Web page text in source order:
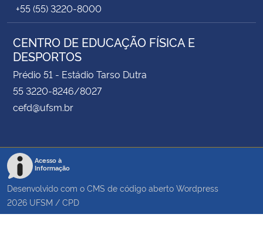
+55 (55) 3220-8000
CENTRO DE EDUCAÇÃO FÍSICA E
DESPORTOS
Prédio 51 - Estádio Tarso Dutra
55 3220-8246/8027
cefd@ufsm.br
Acesso à
Informação
Desenvolvido com o CMS de código aberto Wordpress
2026 UFSM / CPD